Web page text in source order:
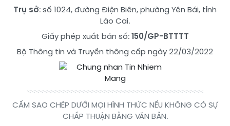
Trụ sở: số 1024, đường Điện Biên, phường Yên Bái, tỉnh
Lào Cai.
Giấy phép xuất bản số:150/GP-BTTTT
Bộ Thông tin và Truyền thông cấp ngày 22/03/2022
CẤM SAO CHÉP DƯỚI MỌI HÌNH THỨC NẾU KHÔNG CÓ SỰ
CHẤP THUẬN BẰNG VĂN BẢN.